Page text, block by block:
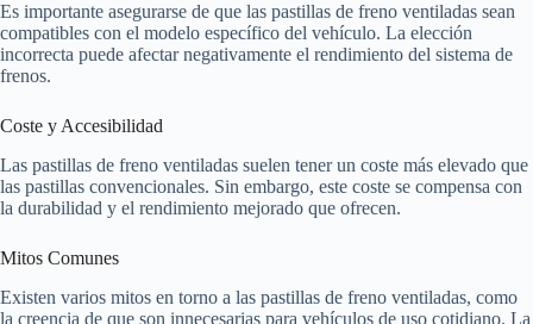
Es importante asegurarse de que las pastillas de freno ventiladas sean
compatibles con el modelo específico del vehículo. La elección
incorrecta puede afectar negativamente el rendimiento del sistema de
frenos.
Coste y Accesibilidad
Las pastillas de freno ventiladas suelen tener un coste más elevado que
las pastillas convencionales. Sin embargo, este coste se compensa con
la durabilidad y el rendimiento mejorado que ofrecen.
Mitos Comunes
Existen varios mitos en torno a las pastillas de freno ventiladas, como
la creencia de que son innecesarias para vehículos de uso cotidiano. La